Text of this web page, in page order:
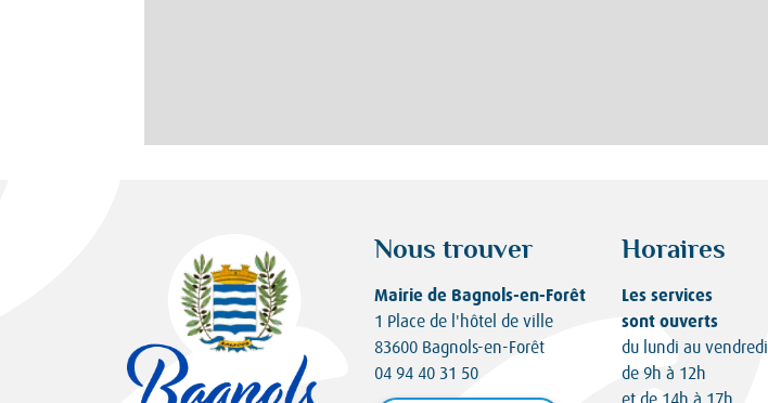
Nous trouver
Mairie de Bagnols-en-Forêt
1 Place de l'hôtel de ville
83600 Bagnols-en-Forêt
04 94 40 31 50
Horaires
Les services
sont ouverts
du lundi au vendredi
de 9h à 12h